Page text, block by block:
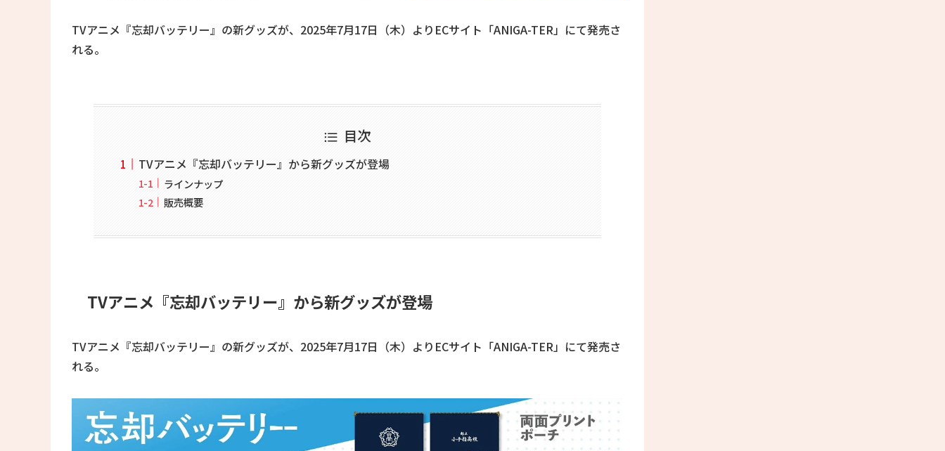
TVアニメ『忘却バッテリー』の新グッズが、2025年7月17日（木）よりECサイト「ANIGA-TER」にて発売さ
れる。
目次
TVアニメ『忘却バッテリー』から新グッズが登場
ラインナップ
販売概要
TVアニメ『忘却バッテリー』から新グッズが登場
TVアニメ『忘却バッテリー』の新グッズが、2025年7月17日（木）よりECサイト「ANIGA-TER」にて発売さ
れる。